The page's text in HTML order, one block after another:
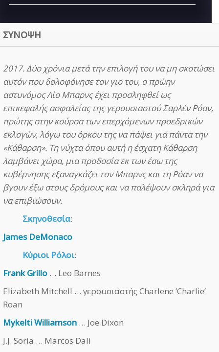
ΣΥΝΟΨΗ
2017. Δύο χρόνια μετά την επιλογή του να μη σκοτώσει
αυτόν που δολοφόνησε τον γιο του, ο πρώην
αστυνόμος Λίο Μπαρνς έχει προσληφθεί ως
επικεφαλής ασφαλείας της γερουσιαστού Σαρλέν Ρόαν,
πρώτης στην κούρσα των επερχόμενων προεδρικών
εκλογών, λόγω του όρκου της να πάψει για πάντα την
«Κάθαρση». Τη νύχτα όπου αυτή η έσχατη Κάθαρση
λαμβάνει χώρα, μια προδοσία εκ των έσω της
κυβέρνησης εξαναγκάζει τον Μπαρνς και τη Ρόαν να
βγουν έξω στους δρόμους και να παλέψουν σκληρά για
να επιβιώσουν.
Σκηνοθεσία:
James DeMonaco
Κύριοι Ρόλοι:
Frank Grillo … Leo Barnes
Elizabeth Mitchell … γερουσιαστής Charlene ‘Charlie’
Roan
Mykelti Williamson … Joe Dixon
J.J. Soria … Marcos Dali